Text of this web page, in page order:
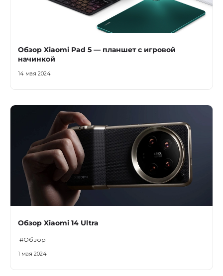
Обзор Xiaomi Pad 5 — планшет с игровой
начинкой
14 мая 2024
Обзор Xiaomi 14 Ultra
#Обзор
1 мая 2024